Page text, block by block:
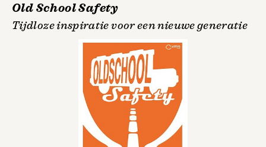
Old School Safety
Tijdloze inspiratie voor een nieuwe generatie